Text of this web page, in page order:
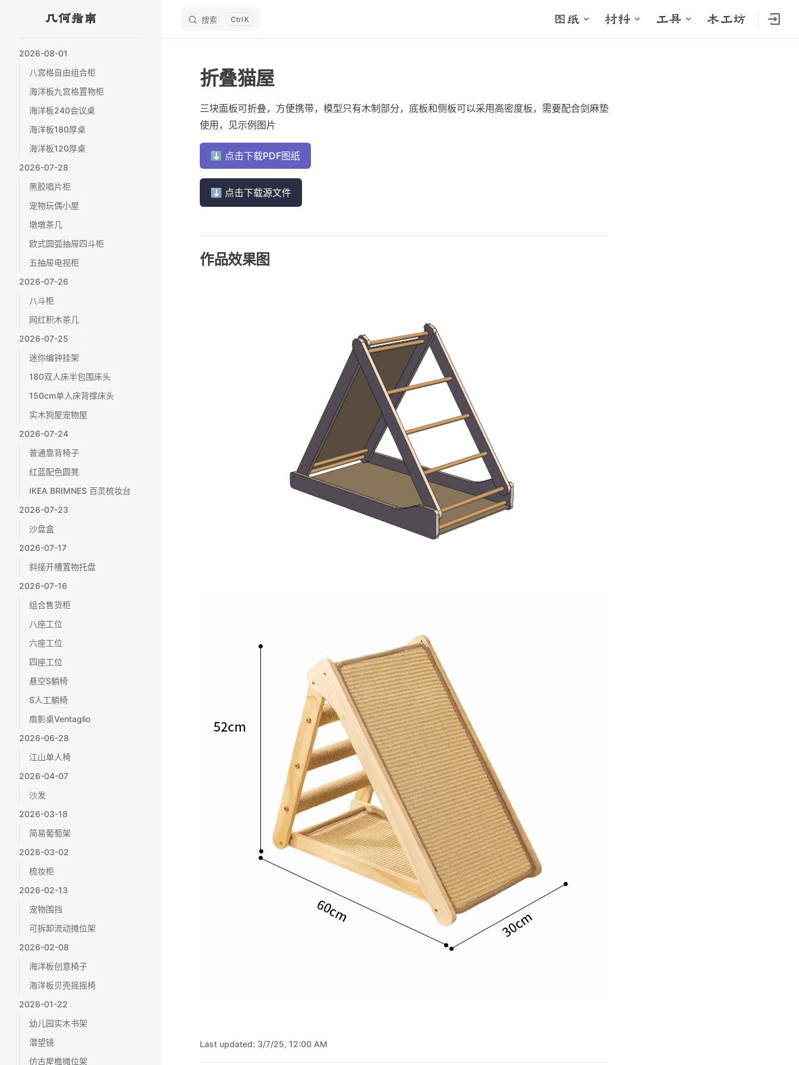
Skip to content
几何指南 搜索 K 图纸 材料 工具 木工坊
2026-08-01
八宫格自由组合柜
海洋板九宫格置物柜
海洋板240会议桌
海洋板180厚桌
海洋板120厚桌
2026-07-28
黑胶唱片柜
宠物玩偶小屋
墩墩茶几
欧式圆弧抽屉四斗柜
五抽屉电视柜
2026-07-26
八斗柜
网红积木茶几
2026-07-25
迷你编钟挂架
180双人床半包围床头
150cm单人床背撑床头
实木狗屋宠物屋
2026-07-24
普通靠背椅子
红蓝配色圆凳
IKEA BRIMNES 百灵梳妆台
2026-07-23
沙盘盒
2026-07-17
斜接开槽置物托盘
2026-07-16
组合售货柜
八座工位
六座工位
四座工位
悬空S躺椅
S人工躺椅
扇影桌Ventaglio
2026-06-28
江山单人椅
2026-04-07
沙发
2026-03-18
简易葡萄架
2026-03-02
梳妆柜
2026-02-13
宠物围挡
可拆卸流动摊位架
2026-02-08
海洋板创意椅子
海洋板贝壳摇摇椅
2026-01-22
幼儿园实木书架
潜望镜
仿古屋檐摊位架
折叠猫屋
三块面板可折叠，方便携带，模型只有木制部分，底板和侧板可以采用高密度板，需要配合剑麻垫
使用，见示例图片
⬇ 点击下载PDF图纸
⬇ 点击下载源文件
作品效果图
Last updated: 3/7/25, 12:00 AM